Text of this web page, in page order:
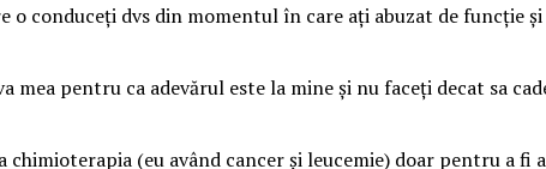
o conduceți dvs din momentul în care ați abuzat de funcție
pentru ca adevărul este la mine și nu faceți decat sa
(eu având cancer și leucemie) doar pentru a fi